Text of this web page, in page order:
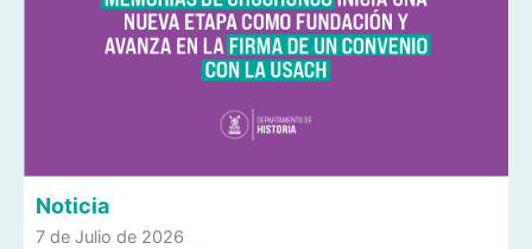
Noticia
7 de Julio de 2026